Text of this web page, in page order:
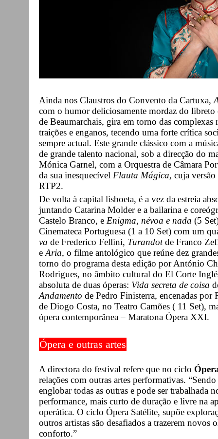
Ainda nos Claustros do Convento da Cartuxa,
com o humor deliciosamente mordaz do libreto
de Beaumarchais, gira em torno das complexas
traições e enganos, tecendo uma forte crítica
sempre actual. Este grande clássico com a
de grande talento nacional, sob a direcção do
Mónica Garnel, com a Orquestra de Câmara
da sua inesquecível Flauta Mágica, cuja
RTP2.
De volta à capital lisboeta, é a vez da estreia
juntando Catarina Molder e a bailarina e
Castelo Branco, e Enigma, névoa e nada (5
Cinemateca Portuguesa (1 a 10 Set) com um
va de Frederico Fellini, Turandotde Franco
e Aria, o filme antológico que reúne dez
torno do programa desta edição por António
Rodrigues, no âmbito cultural do El Corte
absoluta de duas óperas: Vida secreta de coisa
Andamento de Pedro Finisterra, encenadas por
de Diogo Costa, no Teatro Camões ( 11 Set),
ópera contemporânea – Maratona Ópera XXI.
Ópera e outras artes
A directora do festival refere que no ciclo
relações com outras artes performativas.
englobar todas as outras e pode ser trabalhada
performance, mais curto de duração e livre na
operática. O ciclo Ópera Satélite, supõe
outros artistas são desafiados a trazerem novos
conforto.”